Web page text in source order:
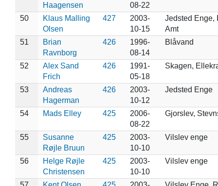
Haagensen
08-22
50
Klaus Malling
Olsen
427
2003-
10-15
Jedsted Enge,
Amt
51
Brian
Ravnborg
426
1996-
08-14
Blåvand
52
Alex Sand
Frich
426
1991-
05-18
Skagen,
53
Andreas
Hagerman
426
2003-
10-12
Jedsted Enge
54 Mads Elley 425
2006-
08-22
Gjorslev,
55
Susanne
Røjle Bruun
425
2003-
10-10
Vilslev enge
56
Helge Røjle
Christensen
425
2003-
10-10
Vilslev enge